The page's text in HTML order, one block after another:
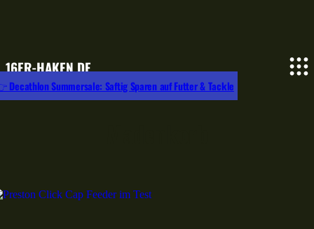
16ER-HAKEN.DE
Decathlon Summersale: Saftig Sparen auf Futter & Tackle